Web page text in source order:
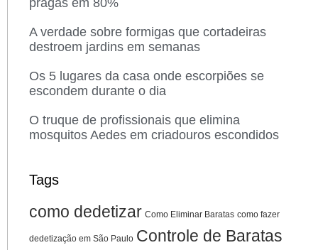
A verdade sobre formigas que cortadeiras
destroem jardins em semanas
Os 5 lugares da casa onde escorpiões se
escondem durante o dia
O truque de profissionais que elimina
mosquitos Aedes em criadouros escondidos
Tags
como dedetizar Como Eliminar Baratas como fazer
dedetização em São Paulo Controle de Baratas